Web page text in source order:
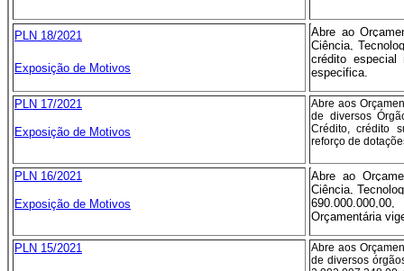
PLN 18/2021
Exposição de Motivos
Abre ao
Ciência,
crédito
especifica.
PLN 17/2021
Exposição de Motivos
Abre aos
de diversos
Crédito, crédito
reforço de
PLN 16/2021
Exposição de Motivos
Abre ao
Ciência,
Orçamentária
PLN 15/2021
Abre aos
de diversos